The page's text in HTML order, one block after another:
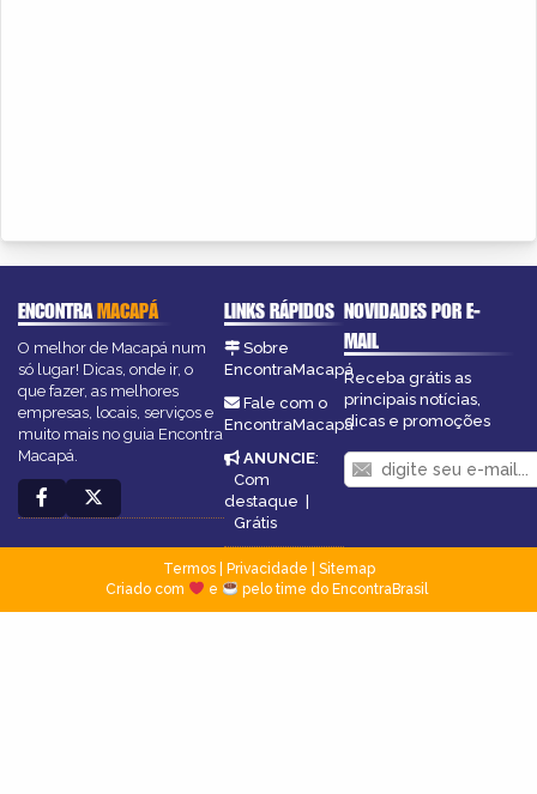
ENCONTRAMACAPÁ
O melhor de Macapá num
só lugar! Dicas, onde ir, o
que fazer, as melhores
empresas, locais, serviços e
muito mais no guia Encontra
Macapá.
LINKS RÁPIDOS
Sobre
EncontraMacapá
Fale com o
EncontraMacapá
ANUNCIE:
Com
destaque |
Grátis
NOVIDADES POR E-
MAIL
Receba grátis as
principais notícias,
dicas e promoções
Termos| Privacidade
Sitemap
Criado com
e pelo time do EncontraBrasil